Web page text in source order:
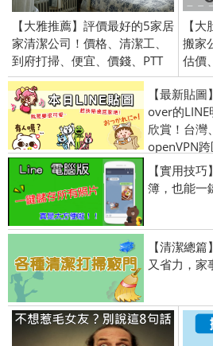
【大雅推薦】評價最好的5家居
家清潔公司！價格、清潔工、
到府打掃、便宜、價錢、PTT
【
搬家
估價
【最新貼
over的
欣賞！台灣
openVPN
【實用技
簿，也能一
【清潔總
又省力，家